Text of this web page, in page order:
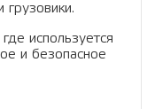
используется
и безопасное